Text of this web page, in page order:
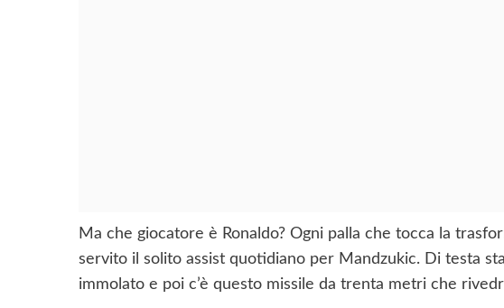
Ma che giocatore è Ronaldo? Ogni palla che tocca la
servito il solito assist quotidiano per Mandzukic. Di testa
immolato e poi c’è questo missile da trenta metri che